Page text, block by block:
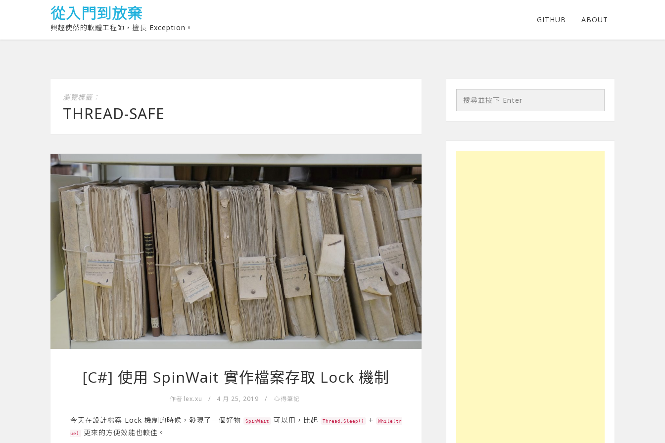
從入門到放棄
興趣使然的軟體工程師，擅長 Exception。
GITHUB ABOUT
瀏覽標籤：
THREAD-SAFE
[C#] 使用 SpinWait 實作檔案存取 Lock 機制
作者 lex.xu / 4 月 25, 2019 / 心得筆記
今天在設計檔案 Lock 機制的時候，發現了一個好物 SpinWait 可以用，比起 Thread.Sleep() + While(tr
ue) 更來的方便效能也較佳。